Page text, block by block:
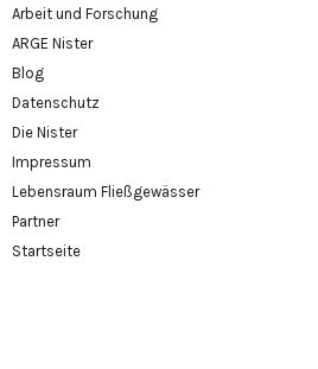
Arbeit und Forschung
ARGE Nister
Blog
Datenschutz
Die Nister
Impressum
Lebensraum Fließgewässer
Partner
Startseite